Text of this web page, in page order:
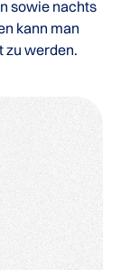
sowie nachts
kann man
zu werden.